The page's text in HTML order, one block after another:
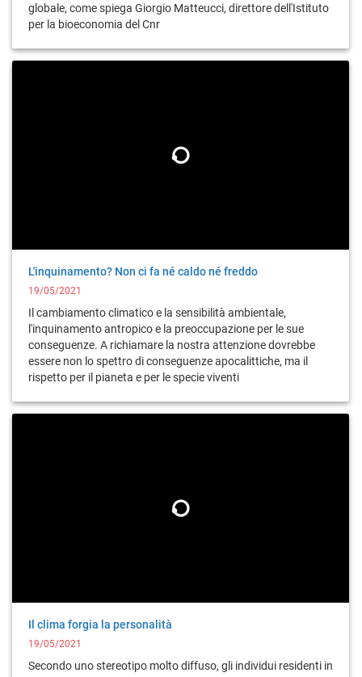
globale, come spiega Giorgio Matteucci, direttore dell'Istituto
per la bioeconomia del Cnr
L'inquinamento? Non ci fa né caldo né freddo
19/05/2021
Il cambiamento climatico e la sensibilità ambientale,
l'inquinamento antropico e la preoccupazione per le sue
conseguenze. A richiamare la nostra attenzione dovrebbe
essere non lo spettro di conseguenze apocalittiche, ma il
rispetto per il pianeta e per le specie viventi
Il clima forgia la personalità
19/05/2021
Secondo uno stereotipo molto diffuso, gli individui residenti in